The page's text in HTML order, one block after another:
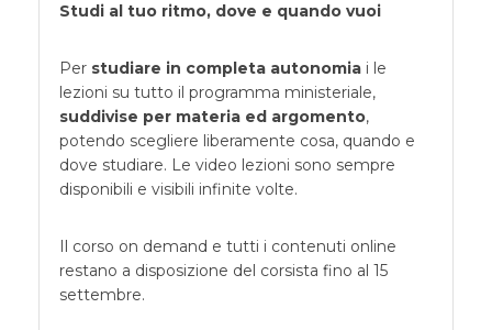
Studi al tuo ritmo, dove e quando vuoi
Per studiare in completa autonomia i le
lezioni su tutto il programma ministeriale,
suddivise per materia ed argomento,
potendo scegliere liberamente cosa, quando e
dove studiare. Le video lezioni sono sempre
disponibili e visibili infinite volte.
Il corso on demand e tutti i contenuti online
restano a disposizione del corsista fino al 15
settembre.